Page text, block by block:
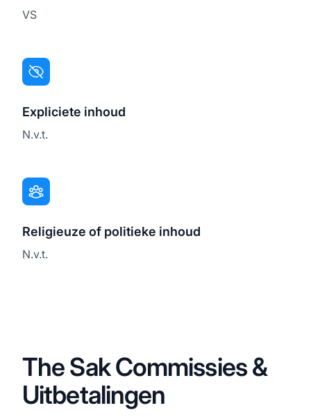
VS
Expliciete inhoud
N.v.t.
Religieuze of politieke inhoud
N.v.t.
The Sak Commissies &
Uitbetalingen